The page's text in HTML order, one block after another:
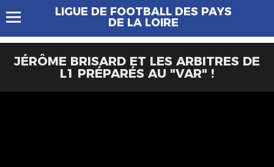
LIGUE DE FOOTBALL DES PAYS
DE LA LOIRE
JÉRÔME BRISARD ET LES ARBITRES DE
L1 PRÉPARÉS AU "VAR" !